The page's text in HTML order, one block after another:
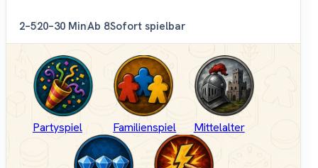
2–520–30 MinAb 8Sofort spielbar
Partyspiel Familienspiel Mittelalter